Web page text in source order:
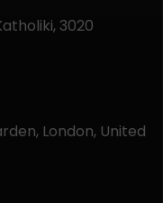
3020
London, United